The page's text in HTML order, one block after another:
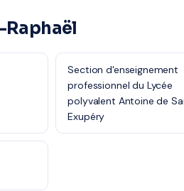
Raphaël
Section d'enseignement
professionnel du Lycée
polyvalent Antoine de
Exupéry